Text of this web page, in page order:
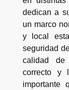
dedican a
un marco
y local
seguridad
calidad
correcto y
importante